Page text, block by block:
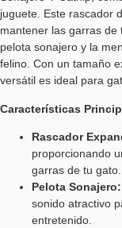
juguete. Este rascador
mantener las garras de
pelota sonajero y la
felino. Con un tamaño
versátil es ideal para
Características
Rascador
proporcionando
garras de tu gato.
Pelota Sonajero:
sonido atractivo
entretenido.